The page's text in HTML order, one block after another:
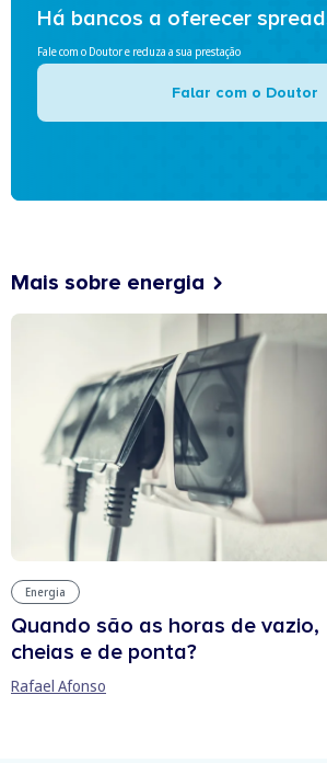
Há bancos a oferecer
Fale com o Doutor e reduza a sua prestação
Falar com o Doutor
Mais sobre energia
Energia
Quando são as horas de vazio,
cheias e de ponta?
Rafael Afonso